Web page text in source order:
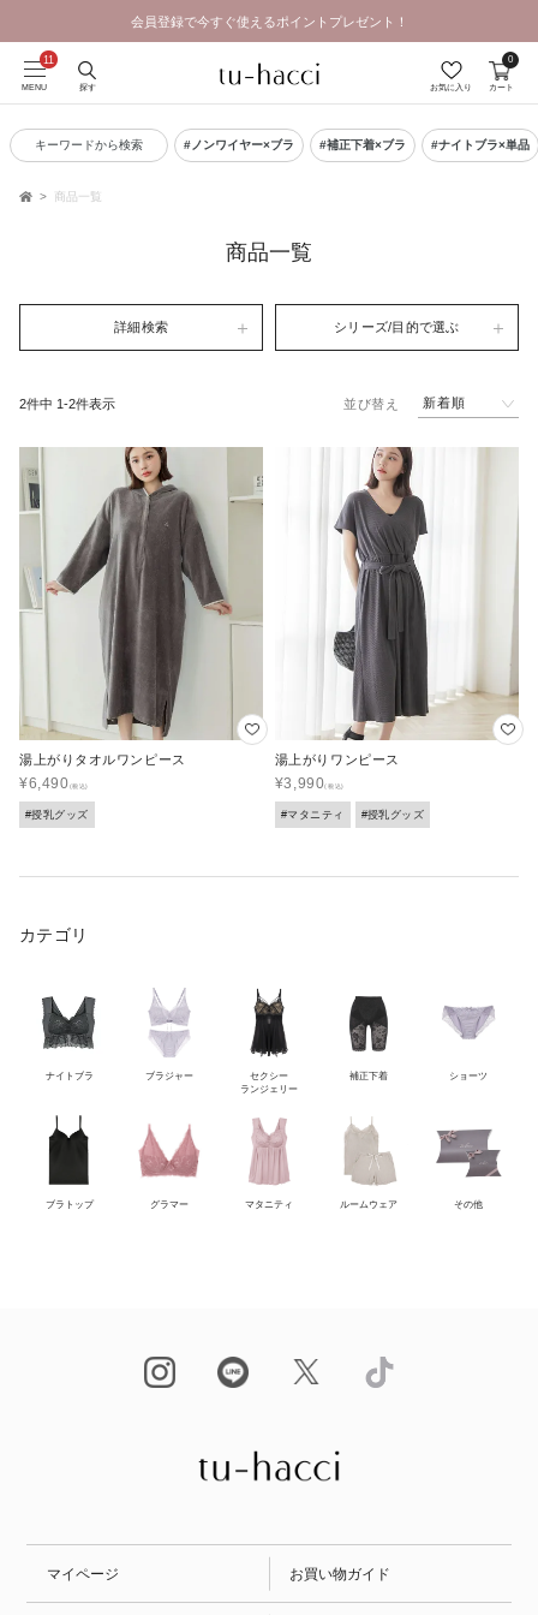
会員登録で今すぐ使えるポイントプレゼント！
GRAND OPEN SALE | 2026.8.7 19:00 - 8.16 23:59
MENU 探す お気に入り カート
0
キーワードから検索 #ノンワイヤー×ブラ #補正下着×ブラ #ナイトブラ×単品
商品一覧
商品一覧
詳細検索 シリーズ/目的で選ぶ
並び替え 新着順
2件中 1-2件表示
湯上がりタオルワンピース
¥6,490
#授乳グッズ
湯上がりワンピース
¥3,990
#マタニティ #授乳グッズ
カテゴリ
ナイトブラ ブラジャー
セクシー
ランジェリー
補正下着 ショーツ
ブラトップ グラマー マタニティ ルームウェア その他
マイページ お買い物ガイド